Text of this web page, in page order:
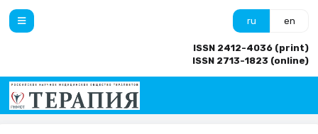
ru en
ISSN 2412-4036 (print)
ISSN 2713-1823 (online)